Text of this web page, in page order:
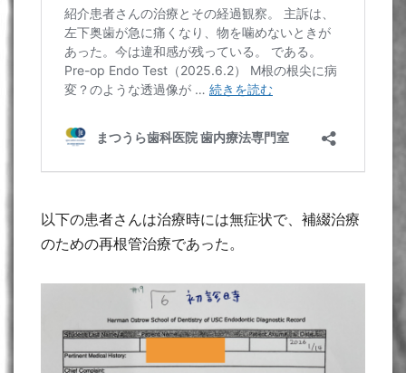
以下の患者さんは治療時には無症状で、補綴治療
のための再根管治療であった。